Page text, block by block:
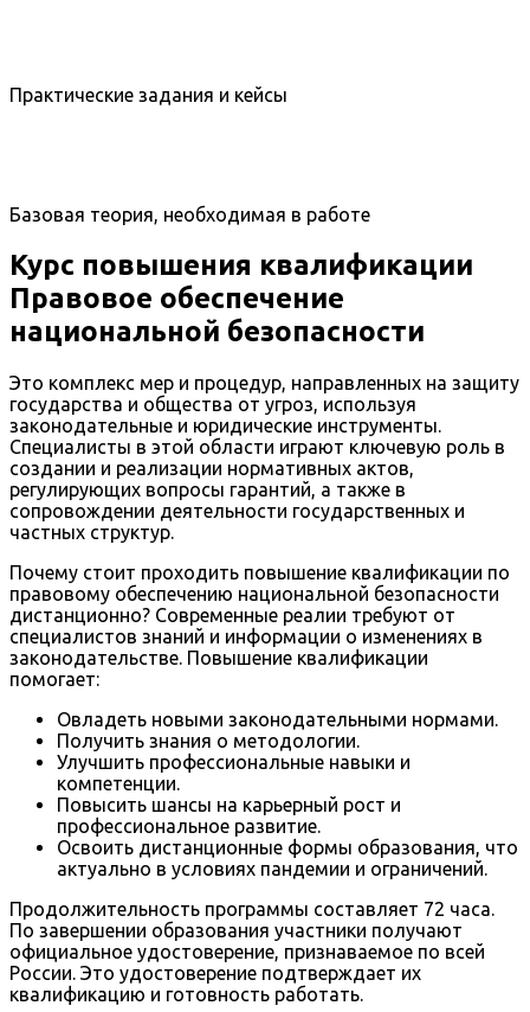
Практические задания и кейсы
Базовая теория, необходимая в работе
Курс повышения квалификации
Правовое обеспечение
национальной безопасности
Это комплекс мер и процедур, направленных на защиту
государства и общества от угроз, используя
законодательные и юридические инструменты.
Специалисты в этой области играют ключевую роль в
создании и реализации нормативных актов,
регулирующих вопросы гарантий, а также в
сопровождении деятельности государственных и
частных структур.
Почему стоит проходить повышение квалификации по
правовому обеспечению национальной безопасности
дистанционно? Современные реалии требуют от
специалистов знаний и информации о изменениях в
законодательстве. Повышение квалификации
помогает:
Овладеть новыми законодательными нормами.
Получить знания о методологии.
Улучшить профессиональные навыки и
компетенции.
Повысить шансы на карьерный рост и
профессиональное развитие.
Освоить дистанционные формы образования, что
актуально в условиях пандемии и ограничений.
Продолжительность программы составляет 72 часа.
По завершении образования участники получают
официальное удостоверение, признаваемое по всей
России. Это удостоверение подтверждает их
квалификацию и готовность работать.